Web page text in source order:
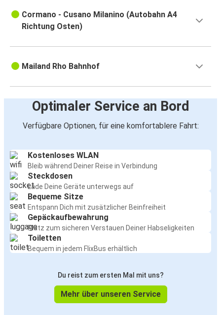
Cormano - Cusano Milanino (Autobahn A4
Richtung Osten)
Mailand Rho Bahnhof
Optimaler Service an Bord
Verfügbare Optionen, für eine komfortablere Fahrt:
Kostenloses WLAN
Bleib während Deiner Reise in Verbindung
Steckdosen
Lade Deine Geräte unterwegs auf
Bequeme Sitze
Entspann Dich mit zusätzlicher Beinfreiheit
Gepäckaufbewahrung
Platz zum sicheren Verstauen Deiner Habseligkeiten
Toiletten
Bequem in jedem FlixBus erhältlich
Du reist zum ersten Mal mit uns?
Mehr über unseren Service